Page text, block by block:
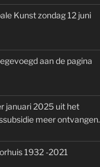
Kunst zondag 12 juni
aan de pagina
januari 2025 uit het
meer ontvangen.
1932 -2021